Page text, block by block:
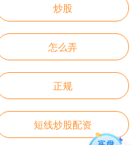
炒股
怎么弄
正规
短线炒股配资